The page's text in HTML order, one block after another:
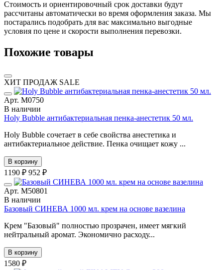
Стоимость и ориентировочный срок доставки будут
рассчитаны автоматически во время оформления заказа. Мы
постарались подобрать для вас максимально выгодные
условия по цене и скорости выполнения перевозки.
Похожие товары
ХИТ ПРОДАЖ SALE
Арт. М0750
В наличии
Holy Bubble антибактериальная пенка-анестетик 50 мл.
Holy Bubble сочетает в себе свойства анестетика и
антибактериальное действие. Пенка очищает кожу ...
В корзину
1190 ₽ 952 ₽
Арт. М50801
В наличии
Базовый СИНЕВА 1000 мл. крем на основе вазелина
Крем "Базовый" полностью прозрачен, имеет мягкий
нейтральный аромат. Экономично расходу...
В корзину
1580 ₽